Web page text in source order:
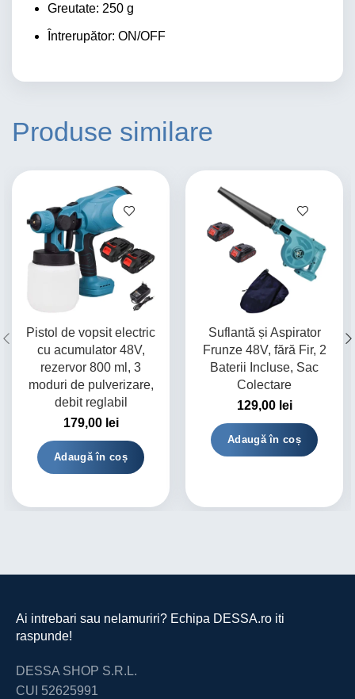
Greutate: 250 g
Întrerupător: ON/OFF
Produse similare
Pistol de vopsit electric
cu acumulator 48V,
rezervor 800 ml, 3
moduri de pulverizare,
debit reglabil
179,00 lei
Adaugă în coș
Suflantă și Aspirator
Frunze 48V, fără Fir, 2
Baterii Incluse, Sac
Colectare
129,00 lei
Adaugă în coș
Ai intrebari sau nelamuriri? Echipa DESSA.ro iti
raspunde!
DESSA SHOP S.R.L.
CUI 52625991